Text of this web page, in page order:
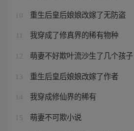
10 重生后皇后娘娘改嫁了无防盗
我穿成了修真界的稀有物种
12 萌妻不好欺叶流沙生了几个孩子
13 重生后皇后娘娘改嫁了作者
14 我穿成修仙界的稀有
15 萌妻不可欺小说